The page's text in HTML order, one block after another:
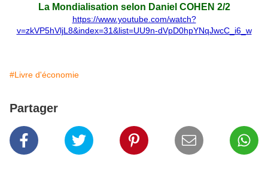
La Mondialisation selon Daniel COHEN 2/2
https://www.youtube.com/watch?
v=zkVP5hVljL8&index=31&list=UU9n-dVpD0hpYNqJwcC_i6_w
#Livre d'économie
Partager